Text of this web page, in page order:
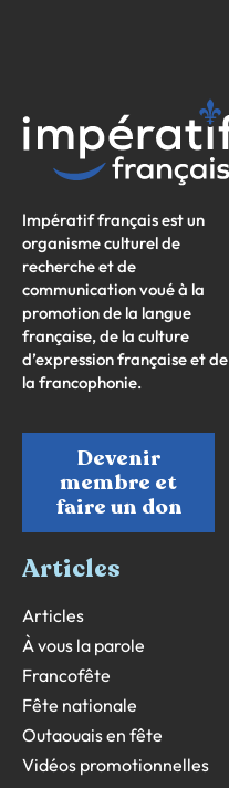
Impératif français est un
organisme culturel de
recherche et de
communication voué à la
promotion de la langue
française, de la culture
d’expression française et de
la francophonie.
Devenir
membre et
faire un don
Articles
Articles
À vous la parole
Francofête
Fête nationale
Outaouais en fête
Vidéos promotionnelles